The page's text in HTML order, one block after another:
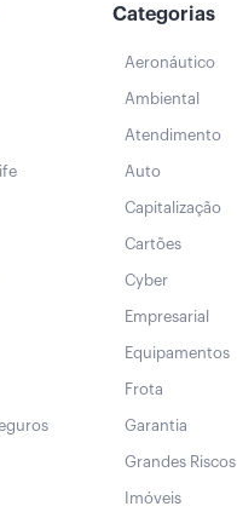
Categorias
Aeronáutico
Ambiental
Atendimento
Auto
Capitalização
Cartões
Cyber
Empresarial
Equipamentos
Frota
Garantia
Grandes Riscos
Imóveis